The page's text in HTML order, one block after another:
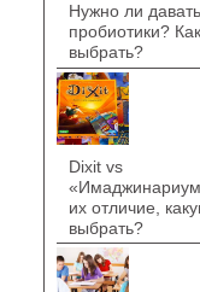
Нужно ли
пробиотики? Как
выбрать?
Dixit vs
их отличие,
выбрать?